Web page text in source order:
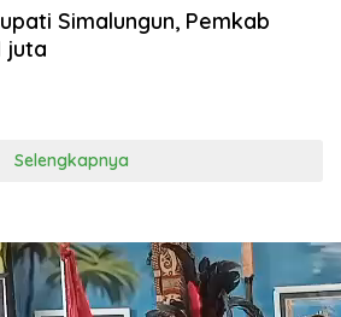
Simalungun, Pemkab
juta
Selengkapnya